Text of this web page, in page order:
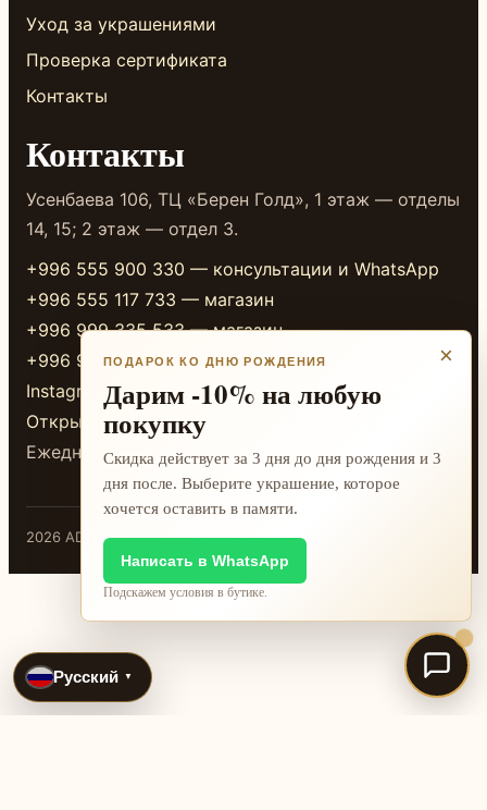
Уход за украшениями
Проверка сертификата
Контакты
Контакты
Усенбаева 106, ТЦ «Берен Голд», 1 этаж — отделы
14, 15; 2 этаж — отдел 3.
+996 555 900 330 — консультации и WhatsApp
+996 555 117 733 — магазин
+996 999 335 533 — магазин
+996 999 338 333 — магазин
Instagram
Открыть в 2GIS
Ежедневно 10:00-20:00
2026 ADAMANT · Бишкек
Русский ▼
×
ПОДАРОК КО ДНЮ РОЖДЕНИЯ
Дарим -10% на любую
покупку
Скидка действует за 3 дня до дня рождения и 3
дня после. Выберите украшение, которое
хочется оставить в памяти.
Написать в WhatsApp
Подскажем условия в бутике.